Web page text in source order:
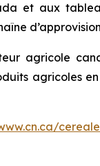
et aux
agricole
agricoles